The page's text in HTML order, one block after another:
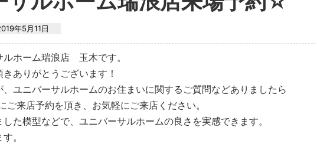
年5月11日
ホーム瑞浪店 玉木です。
ありがとうございます！
ユニバーサルホームのお住まいに関するご質問などありましたら
ご来店予約を頂き、お気軽にご来店ください。
た模型などで、ユニバーサルホームの良さを実感できます。
。